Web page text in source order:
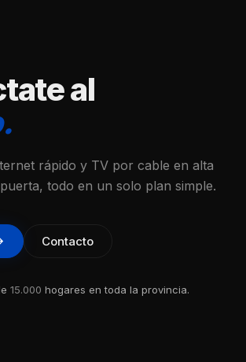
al
rápido y TV por cable en alta
todo en un solo plan simple.
Contacto
15.000 hogares en toda la provincia.